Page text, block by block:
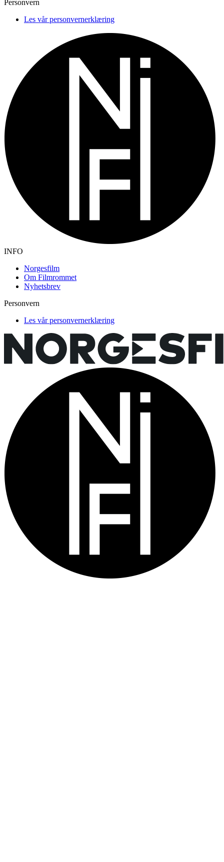
Personvern
Les vår personvernerklæring
INFO
Norgesfilm
Om Filmrommet
Nyhetsbrev
Personvern
Les vår personvernerklæring